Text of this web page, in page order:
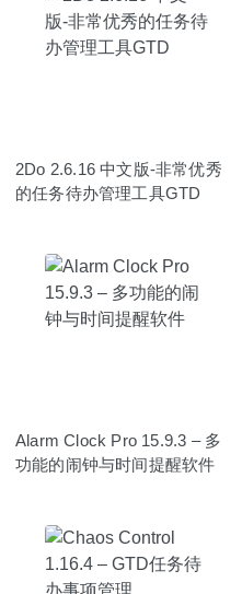
2Do 2.6.16 中文版-非常优秀
的任务待办管理工具GTD
Alarm Clock Pro 15.9.3 – 多
功能的闹钟与时间提醒软件